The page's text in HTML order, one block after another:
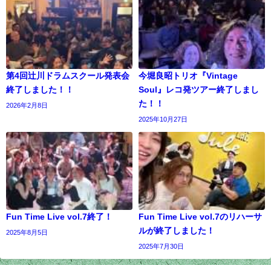
第4回辻川ドラムスクール発表会
終了しました！！
2026年2月8日
今堀良昭トリオ『Vintage
Soul』レコ発ツアー終了しまし
た！！
2025年10月27日
Fun Time Live vol.7終了！
2025年8月5日
Fun Time Live vol.7のリハーサ
ルが終了しました！
2025年7月30日